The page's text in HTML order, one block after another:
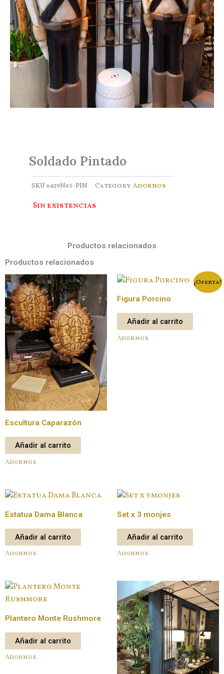
Soldado Pintado
SKU 6429N65-PIN Category Adornos
Sin existencias
Productos relacionados
Productos relacionados
Escultura Caparazón
Añadir al carrito
Adornos
¡Oferta!
Figura Porcino
Añadir al carrito
Adornos
Estatua Dama Blanca
Añadir al carrito
Adornos
Set x 3 monjes
Añadir al carrito
Adornos
Plantero Monte Rushmore
Añadir al carrito
Adornos